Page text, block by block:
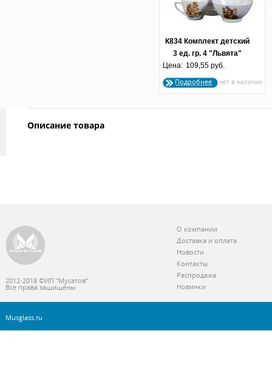
К834 Комплект детский
3 ед. гр. 4 "Львята"
Цена: 109,55 руб.
Подробнее
Описание товара
2012-2018 ©ИП “Мусатов”
Все права защищены
О компании
Доставка и оплата
Новости
Контакты
Распродажа
Новинки
Musglass.ru